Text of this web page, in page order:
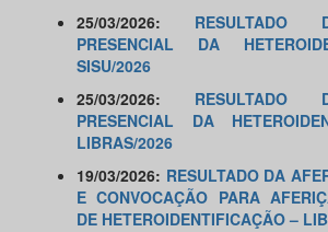
25/03/2026: RESULTADO
PRESENCIAL DA
SISU/2026
25/03/2026: RESULTADO
PRESENCIAL DA
LIBRAS/2026
19/03/2026: RESULTADO DA
E CONVOCAÇÃO PARA
DE HETEROIDENTIFICAÇÃO –